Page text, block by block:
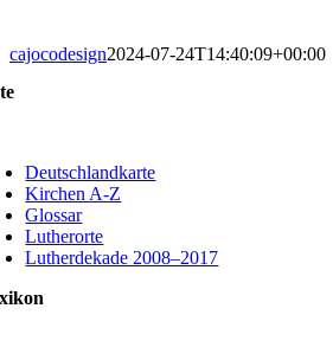
cajocodesign2024-07-24T14:40:09+00:00
Deutschlandkarte
Kirchen A-Z
Glossar
Lutherorte
Lutherdekade 2008–2017